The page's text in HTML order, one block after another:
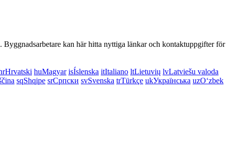
kan här hitta nyttiga länkar och kontaktuppgifter för
Hrvatski huMagyar isÍslenska itItaliano ltLietuvių lvLatviešu valoda
sqShqipe srСрпски svSvenska trTürkçe ukУкраїнська uzOʻzbek